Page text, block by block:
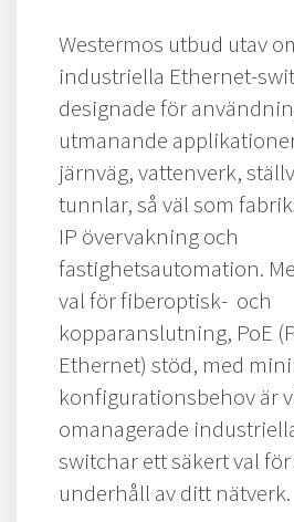
Westermos utbud utav
industriella Ethernet-
designade för
utmanande
järnväg, vattenverk,
tunnlar, så väl som
IP övervakning och
fastighetsautomation.
val för fiberoptisk- och
kopparanslutning, PoE
Ethernet) stöd, med
konfigurationsbehov är
omanagerade
switchar ett säkert val
underhåll av ditt nätverk.